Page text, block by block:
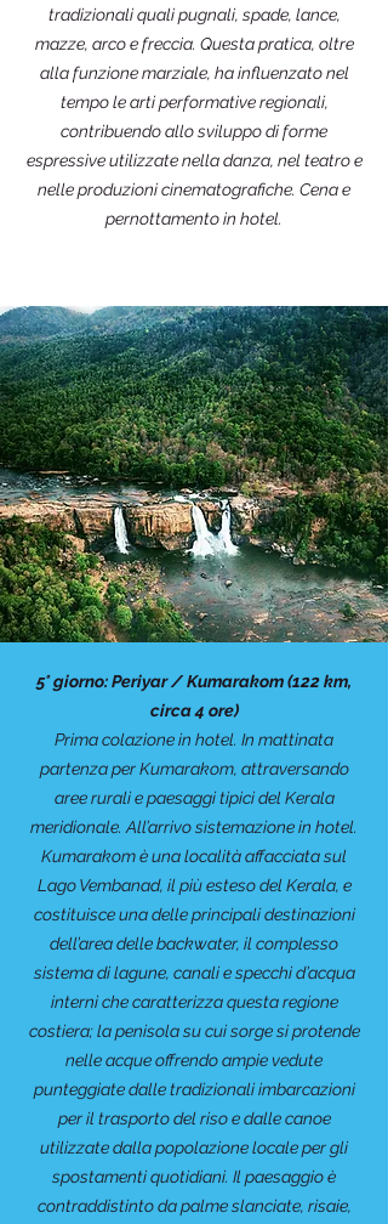
tradizionali quali pugnali, spade, lance,
mazze, arco e freccia. Questa pratica, oltre
alla funzione marziale, ha influenzato nel
tempo le arti performative regionali,
contribuendo allo sviluppo di forme
espressive utilizzate nella danza, nel teatro e
nelle produzioni cinematografiche. Cena e
pernottamento in hotel.
5° giorno: Periyar / Kumarakom (122 km,
circa 4 ore)
Prima colazione in hotel. In mattinata
partenza per Kumarakom, attraversando
aree rurali e paesaggi tipici del Kerala
meridionale. All’arrivo sistemazione in hotel.
Kumarakom è una località affacciata sul
Lago Vembanad, il più esteso del Kerala, e
costituisce una delle principali destinazioni
dell’area delle backwater, il complesso
sistema di lagune, canali e specchi d’acqua
interni che caratterizza questa regione
costiera; la penisola su cui sorge si protende
nelle acque offrendo ampie vedute
punteggiate dalle tradizionali imbarcazioni
per il trasporto del riso e dalle canoe
utilizzate dalla popolazione locale per gli
spostamenti quotidiani. Il paesaggio è
contraddistinto da palme slanciate, risaie,